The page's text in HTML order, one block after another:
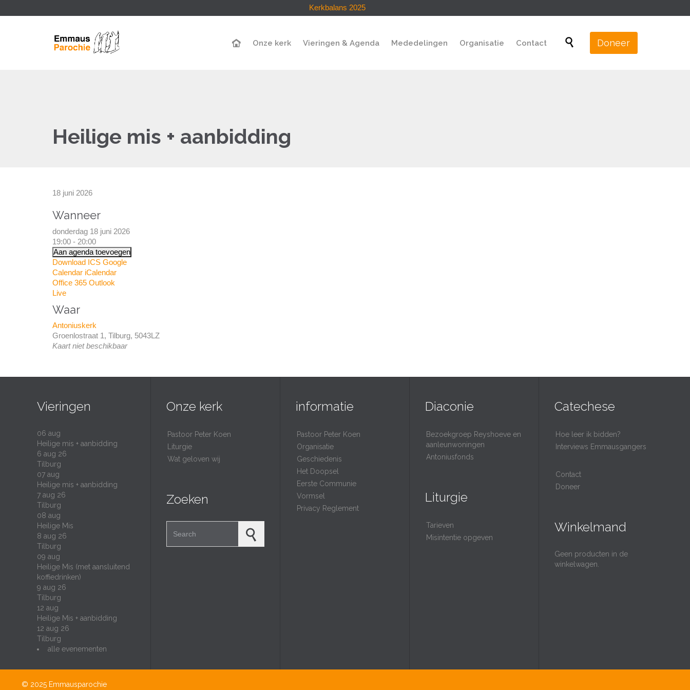
Kerkbalans 2025
Skip
Onze kerk Vieringen & Agenda Mededelingen Organisatie Contact  Doneer
Heilige mis + aanbidding
18 juni 2026
Wanneer
donderdag 18 juni 2026
19:00 - 20:00
Aan agenda toevoegen
Download ICS Google
Calendar iCalendar
Office 365 Outlook
Live
Waar
Antoniuskerk
Groenlostraat 1, Tilburg, 5043LZ
Kaart niet beschikbaar
Vieringen
06 aug
Heilige mis + aanbidding
6 aug 26
Tilburg
07 aug
Heilige mis + aanbidding
7 aug 26
Tilburg
08 aug
Heilige Mis
8 aug 26
Tilburg
09 aug
Heilige Mis (met aansluitend
koffiedrinken)
9 aug 26
Tilburg
12 aug
Heilige Mis + aanbidding
12 aug 26
Tilburg
alle evenementen
Onze kerk
Pastoor Peter Koen
Liturgie
Wat geloven wij
Zoeken
informatie
Pastoor Peter Koen
Organisatie
Geschiedenis
Het Doopsel
Eerste Communie
Vormsel
Privacy Reglement
Diaconie
Bezoekgroep Reyshoeve en
aanleunwoningen
Antoniusfonds
Liturgie
Tarieven
Misintentie opgeven
Catechese
Hoe leer ik bidden?
Interviews Emmausgangers
Contact
Doneer
Winkelmand
Geen producten in de
winkelwagen.
© 2025 Emmausparochie